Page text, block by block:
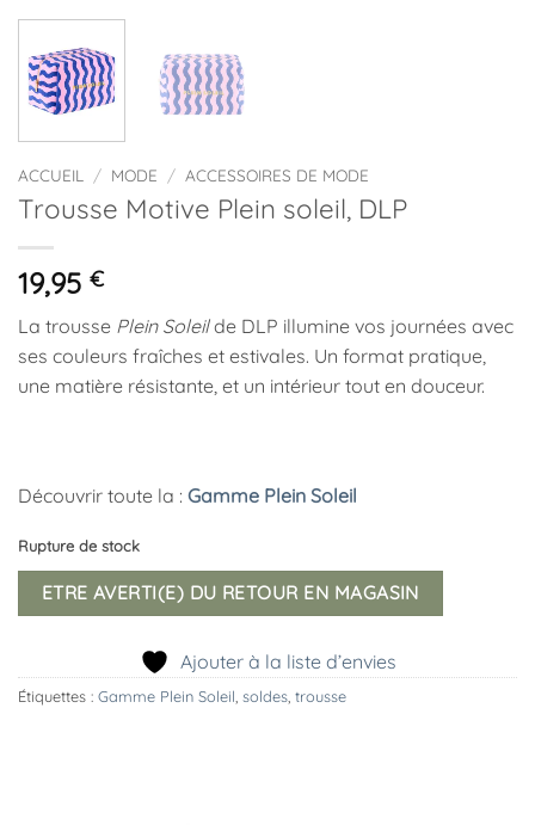
ACCUEIL / MODE / ACCESSOIRES DE MODE
Trousse Motive Plein soleil, DLP
19,95 €
La trousse Plein Soleilde DLP illumine vos journées avec
ses couleurs fraîches et estivales. Un format pratique,
une matière résistante, et un intérieur tout en douceur.
Découvrir toute la : Gamme Plein Soleil
Rupture de stock
ETRE AVERTI(E) DU RETOUR EN MAGASIN
Ajouter à la liste d’envies
Étiquettes : Gamme Plein Soleil soldes trousse